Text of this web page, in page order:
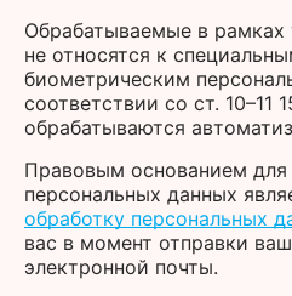
Обрабатываемые в рамках
не относятся к
биометрическим
соответствии со ст. 10–11
обрабатываются
Правовым основанием для
персональных данных
обработку персональных
вас в момент отправки
электронной почты.